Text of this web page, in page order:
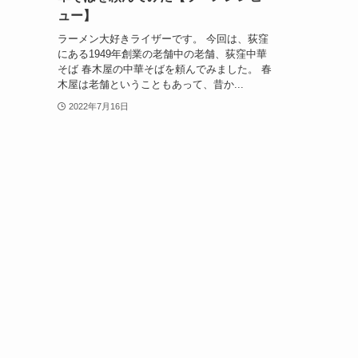
ュー】
ラーメン大好きライザーです。 今回は、荻窪
にある1949年創業の老舗中の老舗、荻窪中華
そば 春木屋の中華そばを頼んでみました。 春
木屋は老舗ということもあって、昔か...
2022年7月16日